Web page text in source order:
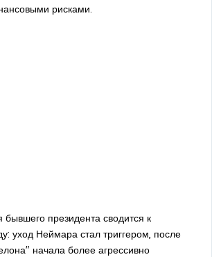
рисками.
бывшего президента сводится к
уход Неймара стал триггером, после
начала более агрессивно